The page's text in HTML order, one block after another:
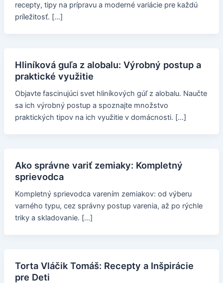
recepty, tipy na prípravu a moderné variácie pre každú
príležitosť. […]
Hliníková guľa z alobalu: Výrobný postup a
praktické využitie
Objavte fascinujúci svet hliníkových gúľ z alobalu. Naučte
sa ich výrobný postup a spoznajte množstvo
praktických tipov na ich využitie v domácnosti. […]
Ako správne variť zemiaky: Kompletný
sprievodca
Kompletný sprievodca varením zemiakov: od výberu
varného typu, cez správny postup varenia, až po rýchle
triky a skladovanie. […]
Torta Vláčik Tomáš: Recepty a Inšpirácie
pre Deti